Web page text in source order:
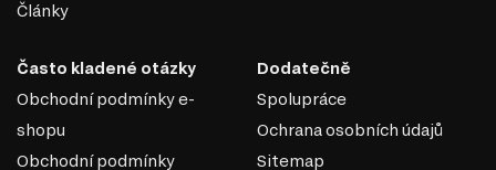
Články
Často kladené otázky
Obchodní podmínky e-
shopu
Obchodní podmínky
Dodatečně
Spolupráce
Ochrana osobních údajů
Sitemap